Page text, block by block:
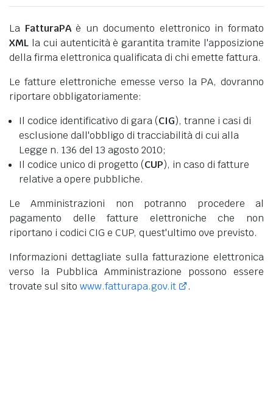
La FatturaPAè un documento elettronico in formato
XML la cui autenticità è garantita tramite l'apposizione
della firma elettronica qualificata di chi emette fattura.
Le fatture elettroniche emesse verso la PA, dovranno
riportare obbligatoriamente:
Il codice identificativo di gara (CIG), tranne i casi di
esclusione dall'obbligo di tracciabilità di cui alla
Legge n. 136 del 13 agosto 2010;
Il codice unico di progetto (CUP), in caso di fatture
relative a opere pubbliche.
Le Amministrazioni non potranno procedere al
pagamento delle fatture elettroniche che non
riportano i codici CIG e CUP, quest'ultimo ove previsto.
Informazioni dettagliate sulla fatturazione elettronica
verso la Pubblica Amministrazione possono essere
trovate sul sito www.fatturapa.gov.it .